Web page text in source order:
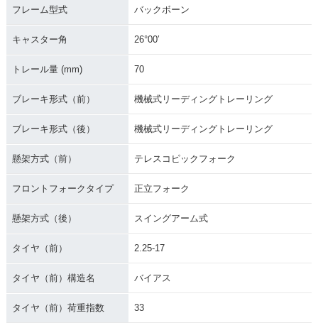
フレーム型式 バックボーン
キャスター角 26°00′
トレール量 (mm) 70
ブレーキ形式（前） 機械式リーディングトレーリング
ブレーキ形式（後） 機械式リーディングトレーリング
懸架方式（前） テレスコピックフォーク
フロントフォークタイプ 正立フォーク
懸架方式（後） スイングアーム式
タイヤ（前） 2.25-17
タイヤ（前）構造名 バイアス
タイヤ（前）荷重指数 33